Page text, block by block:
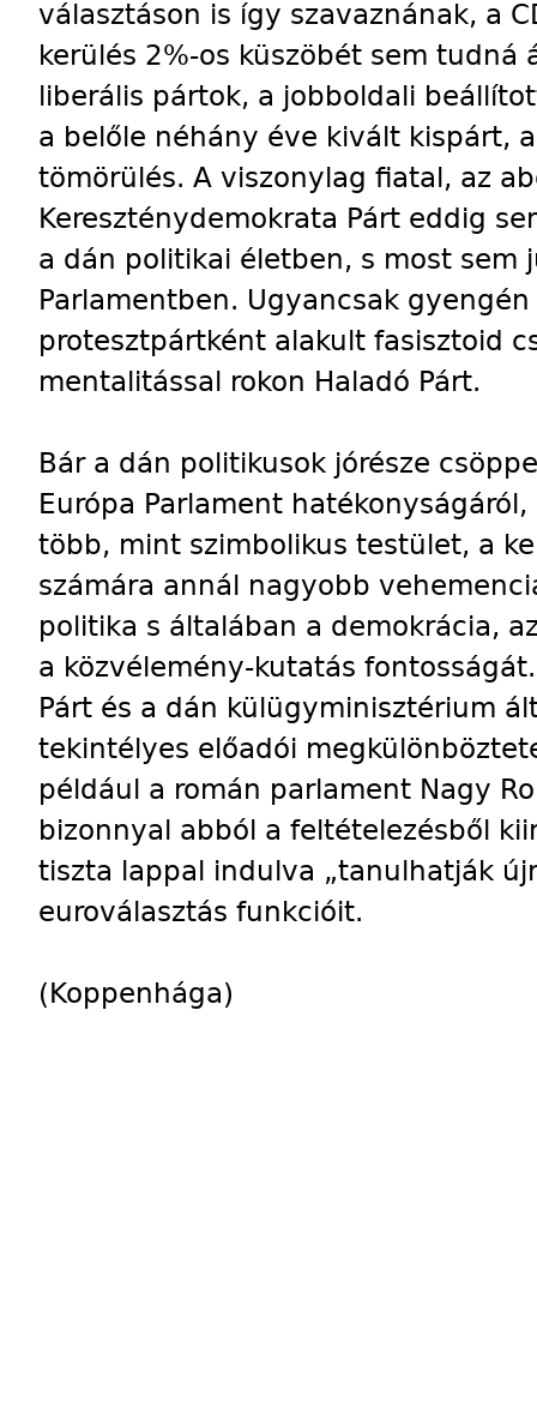
választáson is így szavaznának, a
kerülés 2%-os küszöbét sem
liberális pártok, a jobboldali
a belőle néhány éve kivált kispárt,
tömörülés. A viszonylag fiatal, az
Kereszténydemokrata Párt eddig
a dán politikai életben, s most sem
Parlamentben. Ugyancsak
protesztpártként alakult fasisztoid
mentalitással rokon Haladó Párt.
Bár a dán politikusok jórésze
Európa Parlament
több, mint szimbolikus testület, a
számára annál nagyobb
politika s általában a demokrácia,
a közvélemény-kutatás
Párt és a dán külügyminisztérium
tekintélyes előadói
például a román parlament Nagy
bizonnyal abból a feltételezésből
tiszta lappal indulva „tanulhatják
euroválasztás funkcióit.
(Koppenhága)